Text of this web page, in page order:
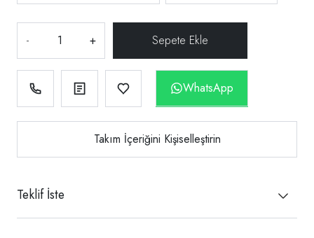
- +
WhatsApp
Takım İçeriğini Kişiselleştirin
Teklif İste